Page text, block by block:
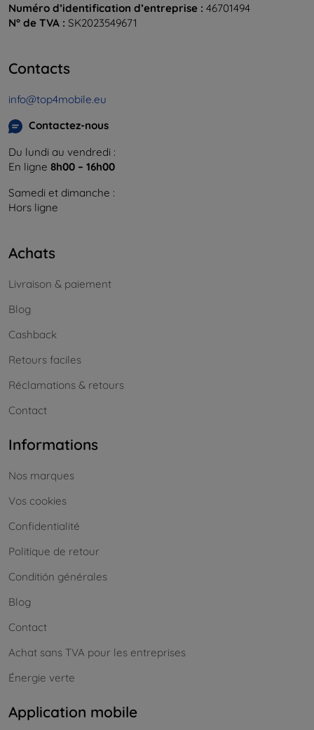
Numéro d’identification d’entreprise : 46701494
N° de TVA : SK2023549671
Contacts
info@top4mobile.eu
Contactez-nous
Du lundi au vendredi :
En ligne 8h00 – 16h00
Samedi et dimanche :
Hors ligne
Achats
Livraison & paiement
Blog
Cashback
Retours faciles
Réclamations & retours
Contact
Informations
Nos marques
Vos cookies
Confidentialité
Politique de retour
Conditión générales
Blog
Contact
Achat sans TVA pour les entreprises
Énergie verte
Application mobile